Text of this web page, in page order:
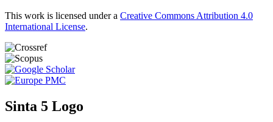
This work is licensed under a Creative Commons Attribution 4.0
International License.
Sinta 5 Logo